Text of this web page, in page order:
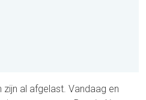
al afgelast. Vandaag en